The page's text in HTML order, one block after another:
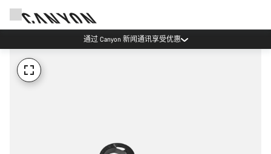
通过 Canyon 新闻通讯享受优惠